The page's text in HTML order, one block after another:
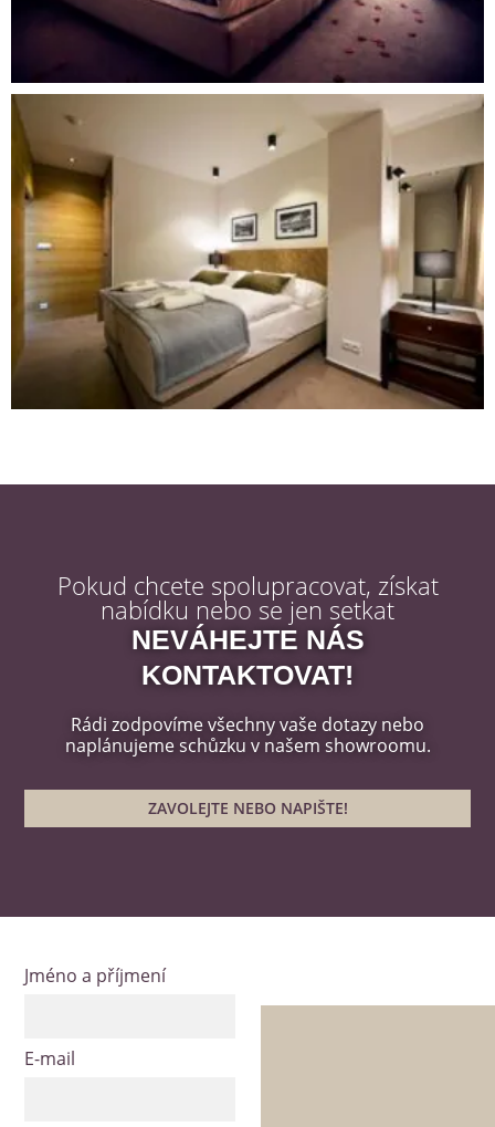
Pokud chcete spolupracovat, získat
nabídku nebo se jen setkat
NEVÁHEJTE NÁS
KONTAKTOVAT!
Rádi zodpovíme všechny vaše dotazy nebo
naplánujeme schůzku v našem showroomu.
ZAVOLEJTE NEBO NAPIŠTE!
Jméno a příjmení
E-mail